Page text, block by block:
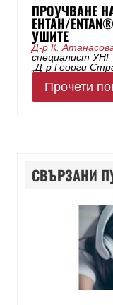
ПРОУЧВАНЕ
ЕНТАН/
УШИТЕ
Д-р К.
специалист
„Д-р Георги
Прочети
СВЪРЗАНИ